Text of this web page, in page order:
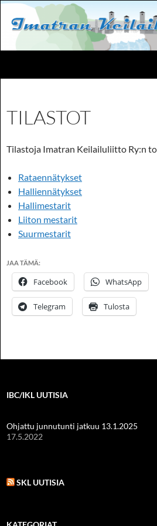
Siirry
sisältöön
TILASTOT
Tilastoja Imatran Keilailuliitto Ry:n
Rataennätykset
Halliennätykset
Hallimestarit
Liiton mestarit
Suurmestarit
JAA TÄMÄ:
Facebook WhatsApp
Telegram Tulosta
IBC/IKL UUTISIA
Ohjattu junnutunti jatkuu 13.1.2025
17.5.2022
SKL UUTISIA